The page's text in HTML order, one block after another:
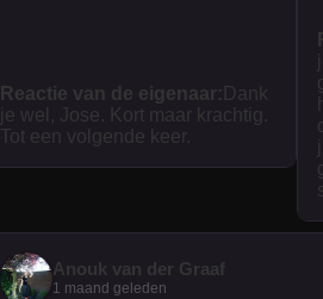
Reactie van de eigenaar: Dank
je wel, Jose. Kort maar krachtig.
Tot een volgende keer.
Anouk van der Graaf
1 maand geleden